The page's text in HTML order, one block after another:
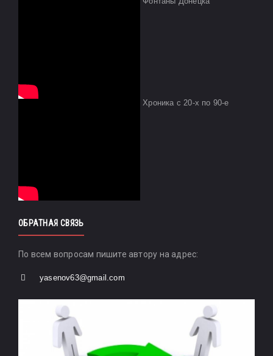
Хроника с 20-х по 90-е
ОБРАТНАЯ СВЯЗЬ
По всем вопросам пишите автору на адрес:
yasenov63@gmail.com